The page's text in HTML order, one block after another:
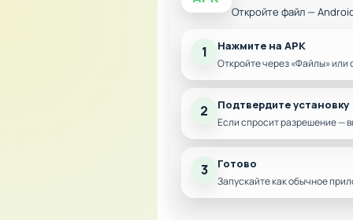
Откройте файл —
1 Нажмите на APK
Откройте через «Файлы» или
2 Подтвердите установку
Если спросит разрешение —
3 Готово
Запускайте как обычное